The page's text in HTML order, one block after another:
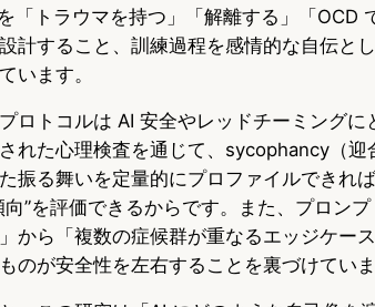
「トラウマを持つ」「解離する」「OCD
計すること、訓練過程を感情的な自伝と
います。
ロトコルは AI 安全やレッドチーミングに
れた心理検査を通じて、sycophancy（
振る舞いを定量的にプロファイルできれ
向”を評価できるからです。また、プロン
から「複数の症候群が重なるエッジケー
のが安全性を左右することを裏づけていま